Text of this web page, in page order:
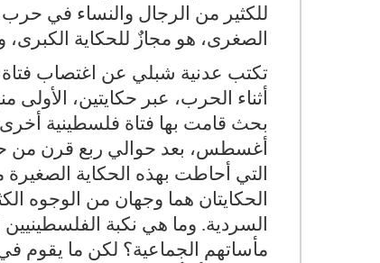
الصغرى، هو مجازٌ للحكاية
تكتب عدنية شبلي عن اغتصاب فتاة
أثناء الحرب، عبر حكايتين،
أغسطس، بعد حوالي ربع قرن من
التي أحاطت بهذه الحكاية
الحكايتان هما وجهان من الوجوه
السردية. وما هي نكبة
مأساتهم الجماعية؟ لكن ما يقوم